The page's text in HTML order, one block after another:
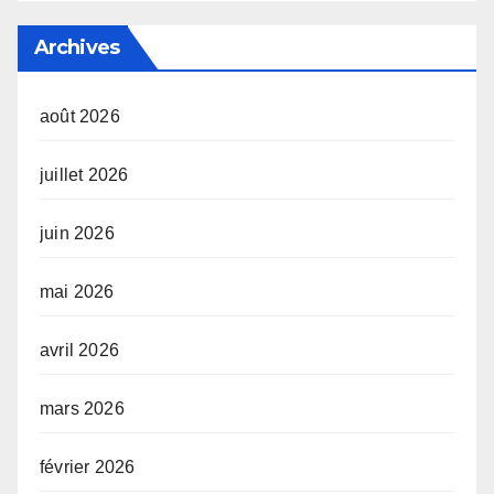
Archives
août 2026
juillet 2026
juin 2026
mai 2026
avril 2026
mars 2026
février 2026